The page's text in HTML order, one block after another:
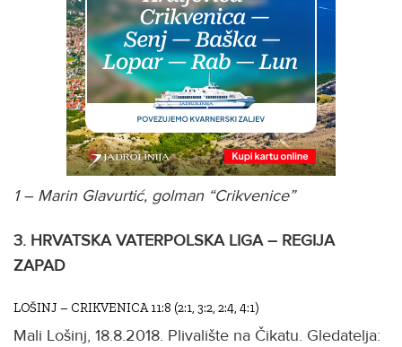
1 – Marin Glavurtić, golman “Crikvenice”
3. HRVATSKA VATERPOLSKA LIGA – REGIJA
ZAPAD
LOŠINJ – CRIKVENICA 11:8 (2:1, 3:2, 2:4, 4:1)
Mali Lošinj, 18.8.2018. Plivalište na Čikatu. Gledatelja: